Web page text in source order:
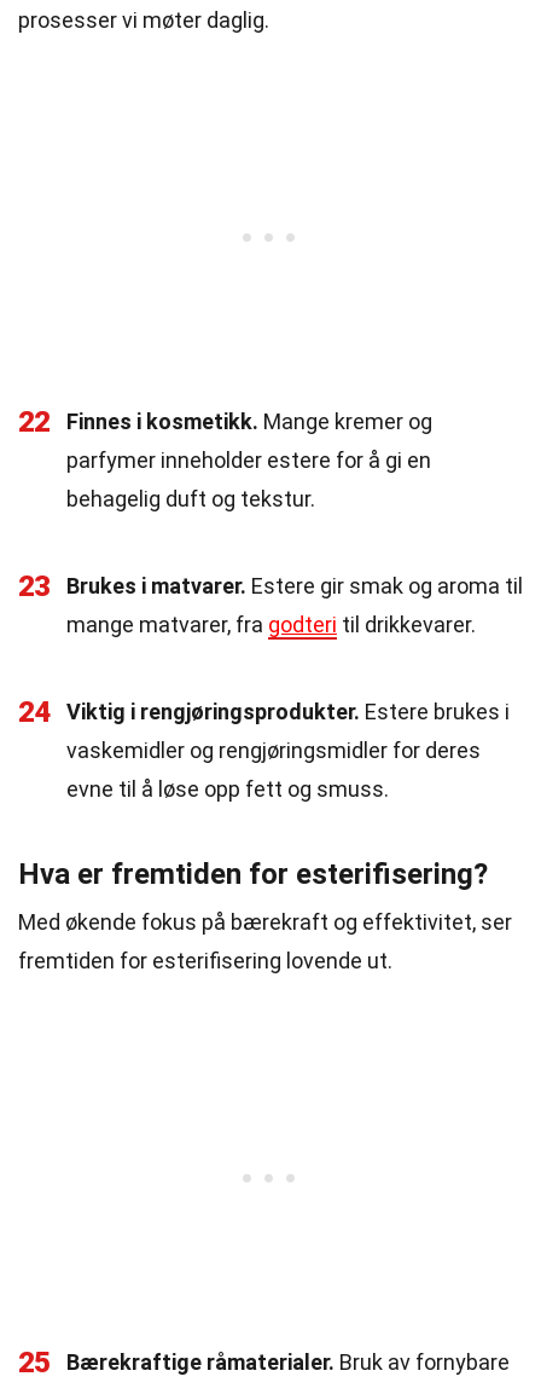
prosesser vi møter daglig.
22 Finnes i kosmetikk. Mange kremer og
parfymer inneholder estere for å gi en
behagelig duft og tekstur.
23 Brukes i matvarer. Estere gir smak og aroma til
mange matvarer, fra godteri til drikkevarer.
24 Viktig i rengjøringsprodukter. Estere brukes i
vaskemidler og rengjøringsmidler for deres
evne til å løse opp fett og smuss.
Hva er fremtiden for esterifisering?
Med økende fokus på bærekraft og effektivitet, ser
fremtiden for esterifisering lovende ut.
25 Bærekraftige råmaterialer. Bruk av fornybare